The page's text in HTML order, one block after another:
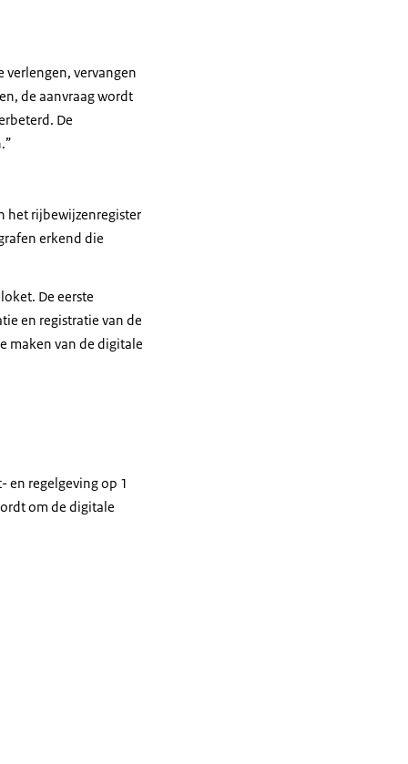
verlengen, vervangen
de aanvraag wordt
De
het rijbewijzenregister
erkend die
De eerste
en registratie van de
maken van de digitale
en regelgeving op 1
om de digitale